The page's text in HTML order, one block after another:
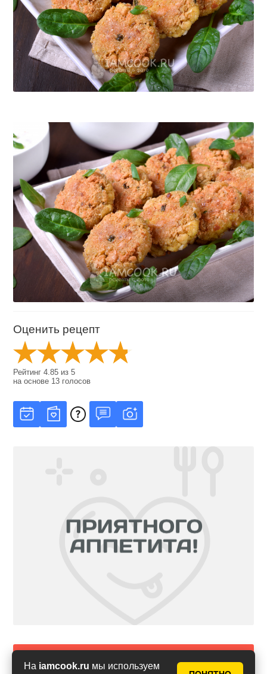
На iamcook.ru мы используем
Оценить рецепт
Рейтинг4.85 из5
на основе 13 голосов